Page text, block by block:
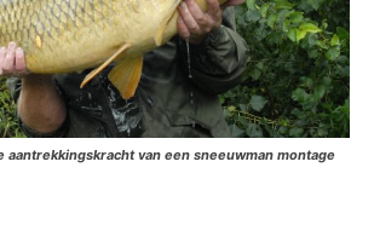
aantrekkingskracht van een sneeuwman montage